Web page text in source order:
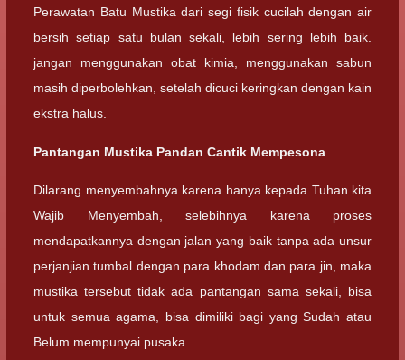
Perawatan Batu Mustika dari segi fisik cucilah dengan air
bersih setiap satu bulan sekali, lebih sering lebih baik.
jangan menggunakan obat kimia, menggunakan sabun
masih diperbolehkan, setelah dicuci keringkan dengan kain
ekstra halus.
Pantangan Mustika Pandan Cantik Mempesona
Dilarang menyembahnya karena hanya kepada Tuhan kita
Wajib Menyembah, selebihnya karena proses
mendapatkannya dengan jalan yang baik tanpa ada unsur
perjanjian tumbal dengan para khodam dan para jin, maka
mustika tersebut tidak ada pantangan sama sekali, bisa
untuk semua agama, bisa dimiliki bagi yang Sudah atau
Belum mempunyai pusaka.